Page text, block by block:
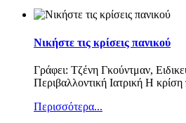
Νικήστε τις κρίσεις πανικού
Γράφει: Τζένη Γκούντμαν,
Περιβαλλοντική Ιατρική Η κρίση
Περισσότερα...